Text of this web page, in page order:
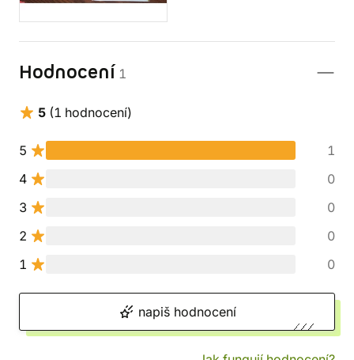
Hodnocení 1
5 (1 hodnocení)
5
1
4
0
3
0
2
0
1
0
napiš hodnocení